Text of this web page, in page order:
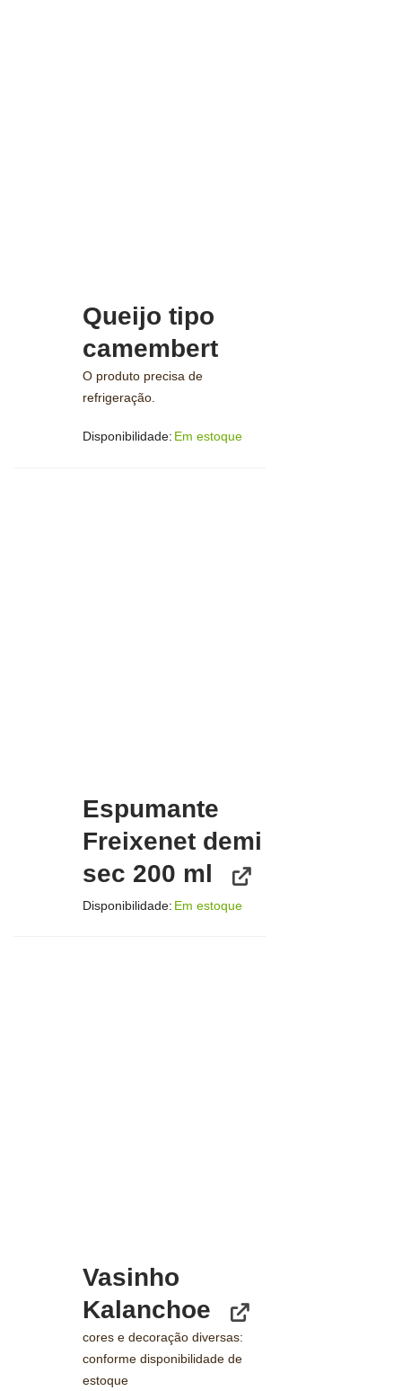
Queijo tipo
camembert
O produto precisa de
refrigeração.
Disponibilidade: Em estoque
Espumante
Freixenet demi
sec 200 ml
Disponibilidade: Em estoque
Vasinho
Kalanchoe
cores e decoração diversas:
conforme disponibilidade de
estoque